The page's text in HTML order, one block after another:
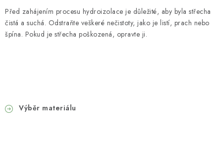
Před zahájením procesu hydroizolace je důležité, aby byla střecha
čistá a suchá. Odstraňte veškeré nečistoty, jako je listí, prach nebo
špína. Pokud je střecha poškozená, opravte ji.
Výběr materiálu